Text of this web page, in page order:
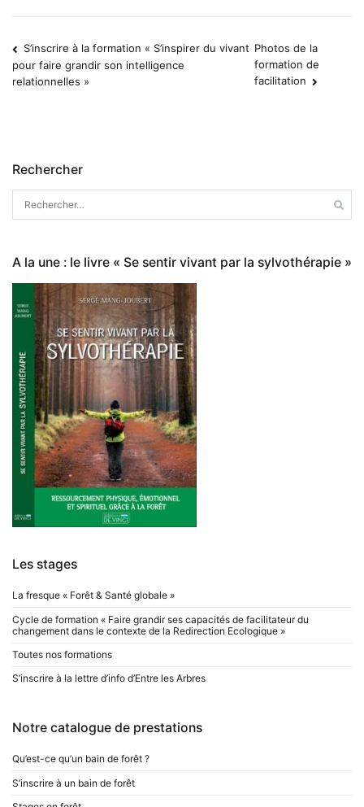
Navigation
S’inscrire à la formation « S’inspirer du vivant
pour faire grandir son intelligence
relationnelles »
Photos de la
formation de
facilitation
Rechercher
Rechercher :
A la une : le livre « Se sentir vivant par la sylvothérapie »
Les stages
La fresque « Forêt & Santé globale »
Cycle de formation « Faire grandir ses capacités de facilitateur du
changement dans le contexte de la Redirection Ecologique »
Toutes nos formations
S’inscrire à la lettre d’info d’Entre les Arbres
Notre catalogue de prestations
Qu’est-ce qu’un bain de forêt ?
S’inscrire à un bain de forêt